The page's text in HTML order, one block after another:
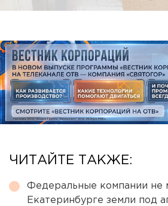
ЧИТАЙТЕ ТАКЖЕ:
Федеральные компании не
Екатеринбурге земли под